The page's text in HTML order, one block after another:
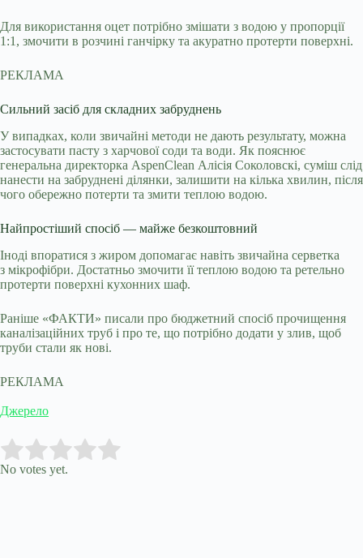
Для використання оцет потрібно змішати з водою у пропорції
1:1, змочити в розчині ганчірку та акуратно протерти поверхні.
РЕКЛАМА
Сильний засіб для складних забруднень
У випадках, коли звичайні методи не дають результату, можна
застосувати пасту з харчової соди та води. Як пояснює
генеральна директорка AspenClean Алісія Соколовскі, суміш слід
нанести на забруднені ділянки, залишити на кілька хвилин, після
чого обережно потерти та змити теплою водою.
Найпростіший спосіб — майже безкоштовний
Іноді впоратися з жиром допомагає навіть звичайна серветка
з мікрофібри. Достатньо змочити її теплою водою та ретельно
протерти поверхні кухонних шаф.
Раніше «ФАКТИ» писали про бюджетний спосіб прочищення
каналізаційних труб і про те, що потрібно додати у злив, щоб
труби стали як нові.
РЕКЛАМА
Джерело
Rate this item:
No votes yet.